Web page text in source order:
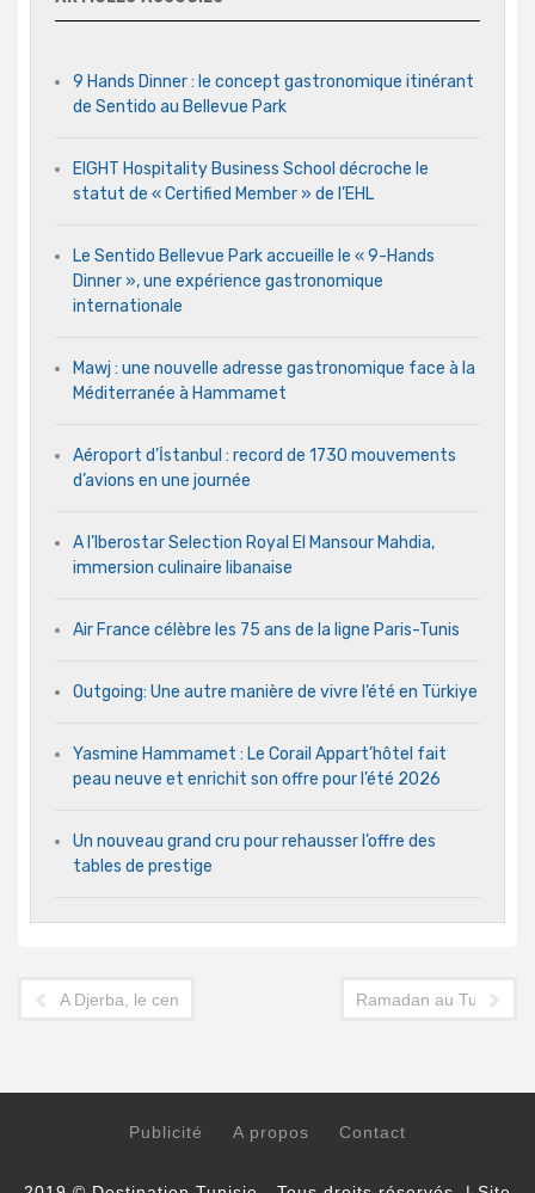
9 Hands Dinner : le concept gastronomique itinérant
de Sentido au Bellevue Park
EIGHT Hospitality Business School décroche le
statut de « Certified Member » de l’EHL
Le Sentido Bellevue Park accueille le « 9-Hands
Dinner », une expérience gastronomique
internationale
Mawj : une nouvelle adresse gastronomique face à la
Méditerranée à Hammamet
Aéroport d’İstanbul : record de 1730 mouvements
d’avions en une journée
A l’Iberostar Selection Royal El Mansour Mahdia,
immersion culinaire libanaise
Air France célèbre les 75 ans de la ligne Paris-Tunis
Outgoing: Une autre manière de vivre l’été en Türkiye
Yasmine Hammamet : Le Corail Appart’hôtel fait
peau neuve et enrichit son offre pour l’été 2026
Un nouveau grand cru pour rehausser l’offre des
tables de prestige
A Djerba, le centre Athénée Thalasso de l'hôtel Radisson Blu
Ramadan au Tunis
Publicité A propos Contact